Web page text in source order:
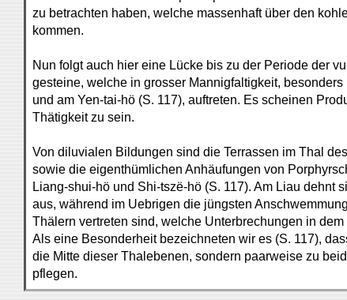
zu betrachten haben, welche massenhaft über den
kommen.
Nun folgt auch hier eine Lücke bis zu der Periode der
gesteine, welche in grosser Mannigfaltigkeit,
und am Yen-tai-hö (S. 117), auftreten. Es scheinen
Thätigkeit zu sein.
Von diluvialen Bildungen sind die Terrassen im Thal
sowie die eigenthümlichen Anhäufungen von
Liang-shui-hö und Shi-tszë-hö (S. 117). Am Liau dehnt
aus, während im Uebrigen die jüngsten
Thälern vertreten sind, welche Unterbrechungen in
Als eine Besonderheit bezeichneten wir es (S. 117),
die Mitte dieser Thalebenen, sondern paarweise zu
pflegen.